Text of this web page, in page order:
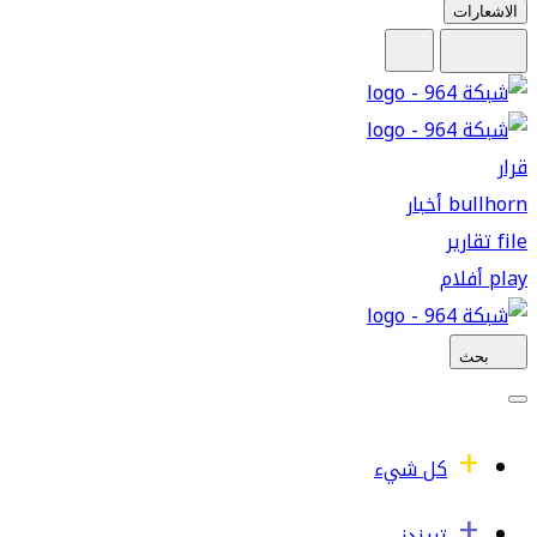
الاشعارات
قرار
bullhornأخبار
fileتقارير
playأفلام
بحث
كل شيء